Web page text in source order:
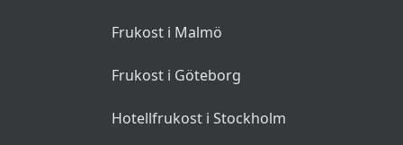
Frukost i Malmö
Frukost i Göteborg
Hotellfrukost i Stockholm